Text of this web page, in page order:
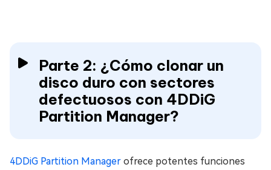
Parte 2: ¿Cómo clonar un
disco duro con sectores
defectuosos con 4DDiG
Partition Manager?
4DDiG Partition Manager ofrece potentes funciones